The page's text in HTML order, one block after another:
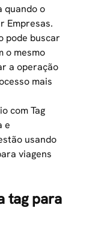
quando o
Empresas.
pode buscar
o mesmo
a operação
mais
com Tag
e
usando
viagens
tag para